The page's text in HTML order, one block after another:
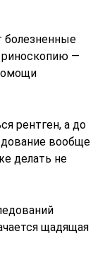
болезненные
риноскопию —
рентген, а до
вообще
делать не
щадящая